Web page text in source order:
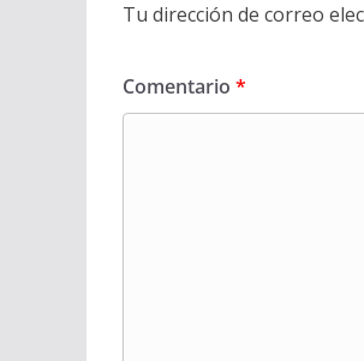
Tu dirección de correo
Comentario *